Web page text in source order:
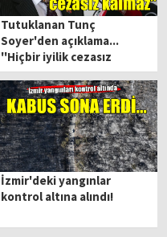
Tutuklanan Tunç
Soyer'den açıklama...
''Hiçbir iyilik cezasız
kalmaz''
İzmir'deki yangınlar
kontrol altına alındı!